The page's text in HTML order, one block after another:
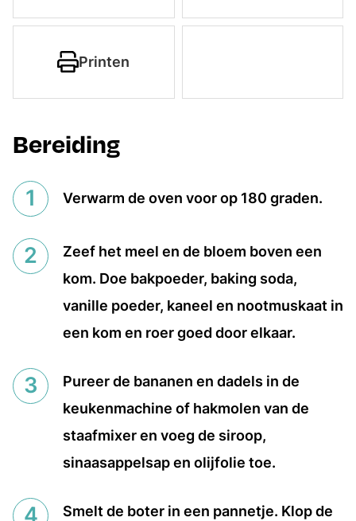
Printen
Bereiding
Verwarm de oven voor op 180 graden.
Zeef het meel en de bloem boven een
kom. Doe bakpoeder, baking soda,
vanille poeder, kaneel en nootmuskaat in
een kom en roer goed door elkaar.
Pureer de bananen en dadels in de
keukenmachine of hakmolen van de
staafmixer en voeg de siroop,
sinaasappelsap en olijfolie toe.
Smelt de boter in een pannetje. Klop de